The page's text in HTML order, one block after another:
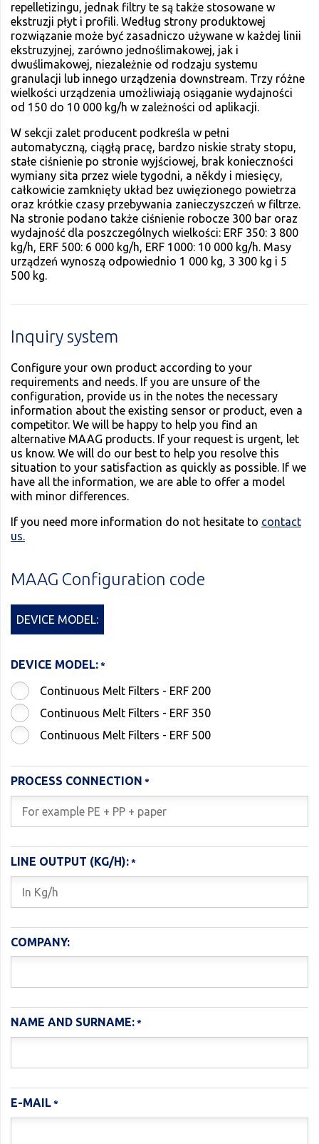
repelletizingu, jednak filtry te są także stosowane w
ekstruzji płyt i profili. Według strony produktowej
rozwiązanie może być zasadniczo używane w każdej linii
ekstruzyjnej, zarówno jednoślimakowej, jak i
dwuślimakowej, niezależnie od rodzaju systemu
granulacji lub innego urządzenia downstream. Trzy różne
wielkości urządzenia umożliwiają osiąganie wydajności
od 150 do 10 000 kg/h w zależności od aplikacji.
W sekcji zalet producent podkreśla w pełni
automatyczną, ciągłą pracę, bardzo niskie straty stopu,
stałe ciśnienie po stronie wyjściowej, brak konieczności
wymiany sita przez wiele tygodni, a někdy i miesięcy,
całkowicie zamknięty układ bez uwięzionego powietrza
oraz krótkie czasy przebywania zanieczyszczeń w filtrze.
Na stronie podano także ciśnienie robocze 300 bar oraz
wydajność dla poszczególnych wielkości: ERF 350: 3 800
kg/h, ERF 500: 6 000 kg/h, ERF 1000: 10 000 kg/h. Masy
urządzeń wynoszą odpowiednio 1 000 kg, 3 300 kg i 5
500 kg.
Inquiry system
Configure your own product according to your
requirements and needs. If you are unsure of the
configuration, provide us in the notes the necessary
information about the existing sensor or product, even a
competitor. We will be happy to help you find an
alternative MAAG products. If your request is urgent, let
us know. We will do our best to help you resolve this
situation to your satisfaction as quickly as possible. If we
have all the information, we are able to offer a model
with minor differences.
If you need more information do not hesitate to contact
us.
MAAG Configuration code
DEVICE MODEL:
DEVICE MODEL:
Continuous Melt Filters - ERF 200
Continuous Melt Filters - ERF 350
Continuous Melt Filters - ERF 500
PROCESS CONNECTION
LINE OUTPUT (KG/H):
COMPANY:
NAME AND SURNAME:
E-MAIL